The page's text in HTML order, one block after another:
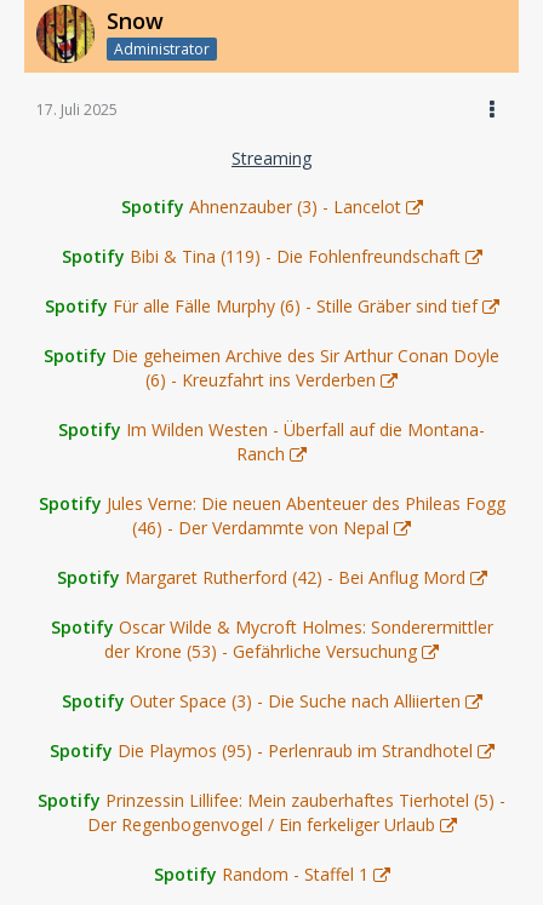
Snow
Administrator
17. Juli 2025
Streaming
Spotify Ahnenzauber (3) - Lancelot
Spotify Bibi & Tina (119) - Die Fohlenfreundschaft
Spotify Für alle Fälle Murphy (6) - Stille Gräber sind tief
Spotify Die geheimen Archive des Sir Arthur Conan Doyle
(6) - Kreuzfahrt ins Verderben
Spotify Im Wilden Westen - Überfall auf die Montana-
Ranch
Spotify Jules Verne: Die neuen Abenteuer des Phileas Fogg
(46) - Der Verdammte von Nepal
Spotify Margaret Rutherford (42) - Bei Anflug Mord
Spotify Oscar Wilde & Mycroft Holmes: Sonderermittler
der Krone (53) - Gefährliche Versuchung
Spotify Outer Space (3) - Die Suche nach Alliierten
Spotify Die Playmos (95) - Perlenraub im Strandhotel
Spotify Prinzessin Lillifee: Mein zauberhaftes Tierhotel (5) -
Der Regenbogenvogel / Ein ferkeliger Urlaub
Spotify Random - Staffel 1